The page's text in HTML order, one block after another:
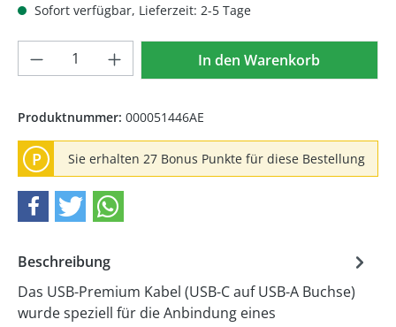
Sofort verfügbar, Lieferzeit: 2-5 Tage
Produkt Anzahl: Gib denIn den Warenkorb
Produktnummer: 000051446AE
P Sie erhalten 27 Bonus Punkte für diese Bestellung
Beschreibung
Das USB-Premium Kabel (USB-C auf USB-A Buchse)
wurde speziell für die Anbindung eines